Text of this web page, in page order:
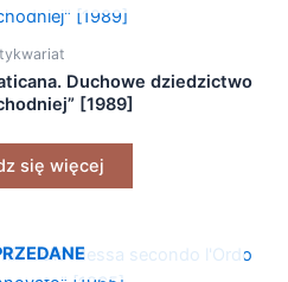
Duchowe dziedzictwo
[1989]
się więcej